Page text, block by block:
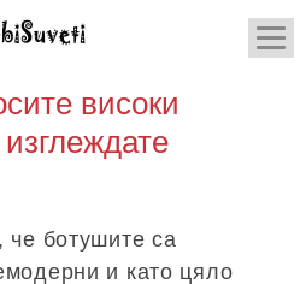
високи
ботушите са
и като цяло